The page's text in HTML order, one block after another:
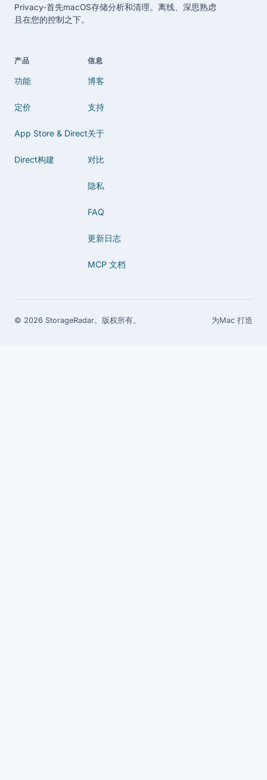
Privacy-首先macOS存储分析和清理。离线、深思熟虑
且在您的控制之下。
产品
功能
定价
App Store & Direct
Direct构建
信息
博客
支持
关于
对比
隐私
FAQ
更新日志
MCP 文档
© 2026 StorageRadar。版权所有。 为Mac 打造